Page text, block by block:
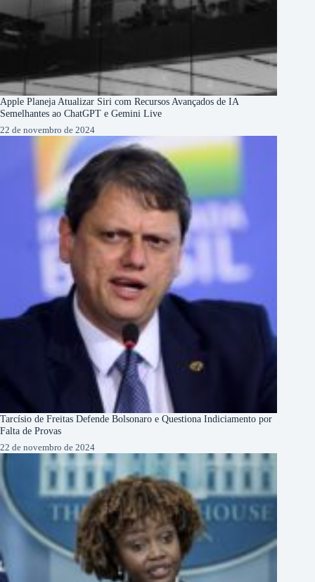
Apple Planeja Atualizar Siri com Recursos Avançados de IA
Semelhantes ao ChatGPT e Gemini Live
22 de novembro de 2024
Tarcísio de Freitas Defende Bolsonaro e Questiona Indiciamento por
Falta de Provas
22 de novembro de 2024